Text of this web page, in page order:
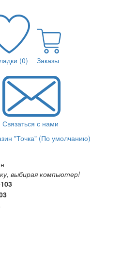
(0) Заказы
Связаться с нами
выбирая компьютер!